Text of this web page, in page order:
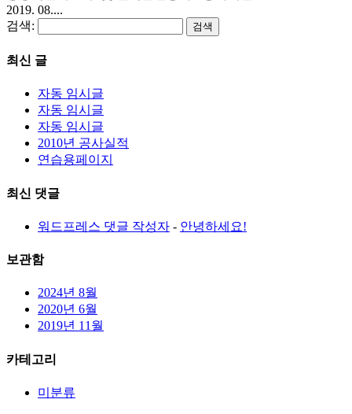
2019. 08....
검색:
최신 글
자동 임시글
자동 임시글
자동 임시글
2010년 공사실적
연습용페이지
최신 댓글
워드프레스 댓글 작성자 - 안녕하세요!
보관함
2024년 8월
2020년 6월
2019년 11월
카테고리
미분류